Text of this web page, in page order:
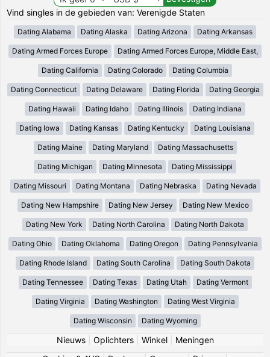
Vind singles in de gebieden van: Verenigde Staten
Dating Alabama Dating Alaska Dating Arizona Dating Arkansas
Dating Armed Forces Europe Dating Armed Forces Europe, Middle East,
Dating California Dating Colorado Dating Columbia
Dating Connecticut Dating Delaware Dating Florida Dating Georgia
Dating Hawaii Dating Idaho Dating Illinois Dating Indiana
Dating Iowa Dating Kansas Dating Kentucky Dating Louisiana
Dating Maine Dating Maryland Dating Massachusetts
Dating Michigan Dating Minnesota Dating Mississippi
Dating Missouri Dating Montana Dating Nebraska Dating Nevada
Dating New Hampshire Dating New Jersey Dating New Mexico
Dating New York Dating North Carolina Dating North Dakota
Dating Ohio Dating Oklahoma Dating Oregon Dating Pennsylvania
Dating Rhode Island Dating South Carolina Dating South Dakota
Dating Tennessee Dating Texas Dating Utah Dating Vermont
Dating Virginia Dating Washington Dating West Virginia
Dating Wisconsin Dating Wyoming
Nieuws| Oplichters| Winkel| Meningen